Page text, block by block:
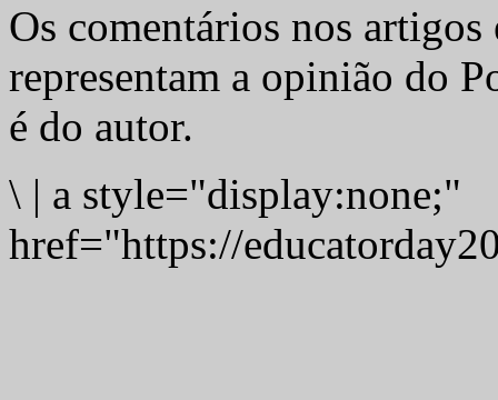
Os comentários nos artigos
representam a opinião do
é do autor.
\ | a style="display:none;"
href="https://